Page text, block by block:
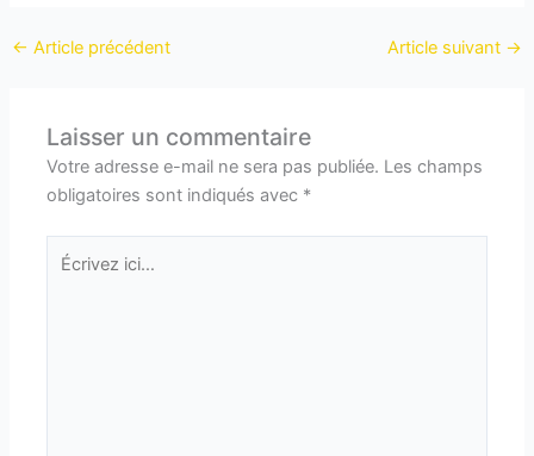
← Article précédent Article suivant →
Laisser un commentaire
Votre adresse e-mail ne sera pas publiée. Les champs
obligatoires sont indiqués avec *
Écrivez
ici…